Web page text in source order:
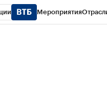
Мероприятия